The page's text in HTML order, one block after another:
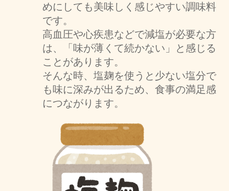
めにしても美味しく感じやすい調味料
です。
高血圧や心疾患などで減塩が必要な方
は、「味が薄くて続かない」と感じる
ことがあります。
そんな時、塩麹を使うと少ない塩分で
も味に深みが出るため、食事の満足感
につながります。